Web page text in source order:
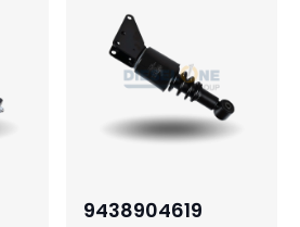
9438904619